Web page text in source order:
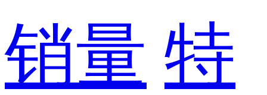
销量 特